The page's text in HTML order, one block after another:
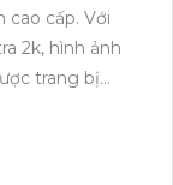
cao cấp. Với
2k, hình ảnh
trang bị